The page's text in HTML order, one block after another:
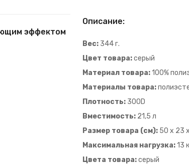
эффектом
Описание:
Вес: 344 г.
Цвет товара:серый
Материал товара:100%
Материалы товара:
Плотность: 300D
Вместимость: 21,5 л
Размер товара (см): 50 х 23
Максимальная нагрузка:13
Цвета товара:серый